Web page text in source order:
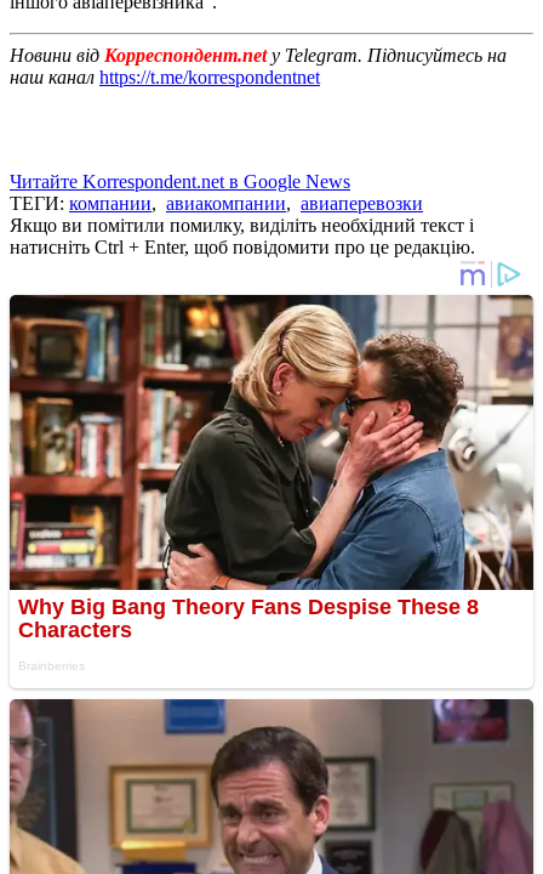
Новини від Корреспондент.net у Telegram. Підписуйтесь на
наш канал https://t.me/korrespondentnet
Читайте Korrespondent.net в Google News
ТЕГИ: компании, авиакомпании, авиаперевозки
Якщо ви помітили помилку, виділіть необхідний текст і
натисніть Ctrl + Enter, щоб повідомити про це редакцію.